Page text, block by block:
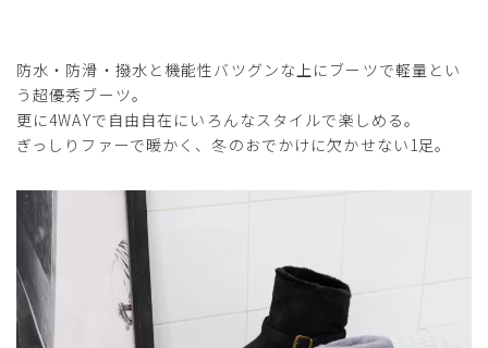
防水・防滑・撥水と機能性バツグンな上にブーツで軽量とい
う超優秀ブーツ。
更に4WAYで自由自在にいろんなスタイルで楽しめる。
ぎっしりファーで暖かく、冬のおでかけに欠かせない1足。